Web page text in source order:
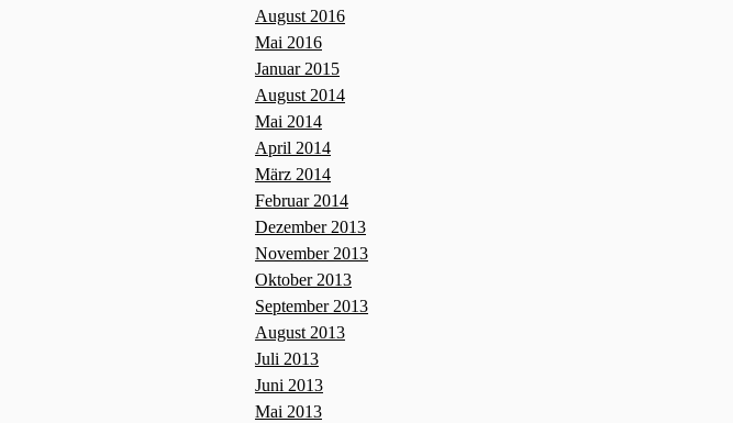
August 2016
Mai 2016
Januar 2015
August 2014
Mai 2014
April 2014
März 2014
Februar 2014
Dezember 2013
November 2013
Oktober 2013
September 2013
August 2013
Juli 2013
Juni 2013
Mai 2013